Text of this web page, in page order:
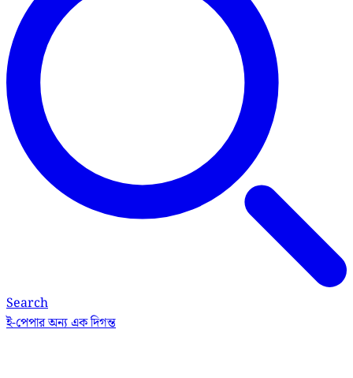
Search
ই-পেপারঅন্য এক দিগন্ত